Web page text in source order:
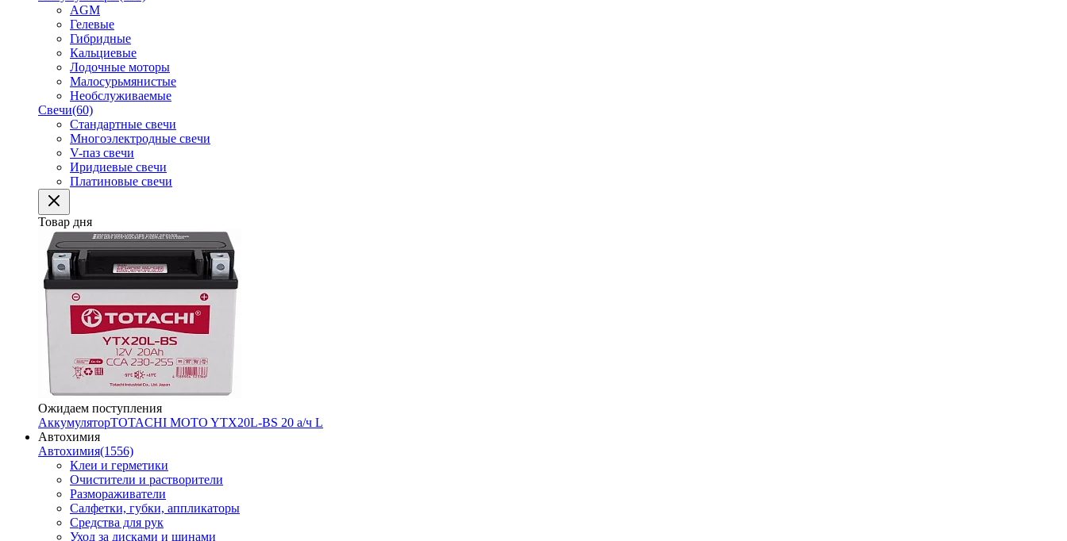
AGM
Гелевые
Гибридные
Кальциевые
Лодочные моторы
Малосурьмянистые
Необслуживаемые
Свечи(60)
Стандартные свечи
Многоэлектродные свечи
V-паз свечи
Иридиевые свечи
Платиновые свечи
Товар дня
Ожидаем поступления
АккумуляторTOTACHI MOTO YTX20L-BS 20 а/ч L
Автохимия
Автохимия(1556)
Клеи и герметики
Очистители и растворители
Размораживатели
Салфетки, губки, аппликаторы
Средства для рук
Уход за дисками и шинами